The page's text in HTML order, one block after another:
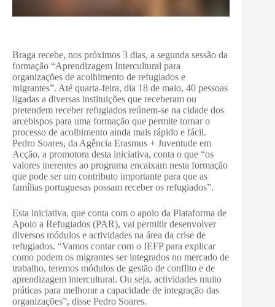
Braga recebe, nos próximos 3 dias, a segunda sessão da
formação “Aprendizagem Intercultural para
organizações de acolhimento de refugiados e
migrantes”. Até quarta-feira, dia 18 de maio, 40 pessoas
ligadas a diversas instituições que receberam ou
pretendem receber refugiados reúnem-se na cidade dos
arcebispos para uma formação que permite tornar o
processo de acolhimento ainda mais rápido e fácil.
Pedro Soares, da Agência Erasmus + Juventude em
Acção, a promotora desta iniciativa, conta o que “os
valores inerentes ao programa encaixam nesta formação
que pode ser um contributo importante para que as
famílias portuguesas possam receber os refugiados”.
Esta iniciativa, que conta com o apoio da Plataforma de
Apoio a Refugiados (PAR), vai permitir desenvolver
diversos módulos e actividades na área da crise de
refugiados. “Vamos contar com o IEFP para explicar
como podem os migrantes ser integrados no mercado de
trabalho, teremos módulos de gestão de conflito e de
aprendizagem intercultural. Ou seja, actividades muito
práticas para melhorar a capacidade de integração das
organizações”, disse Pedro Soares.